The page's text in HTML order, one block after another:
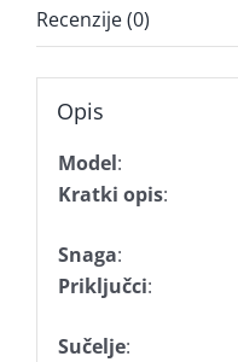
Recenzije (0)
Opis
Model:
Kratki opis:
Snaga:
Priključci:
Sučelje: